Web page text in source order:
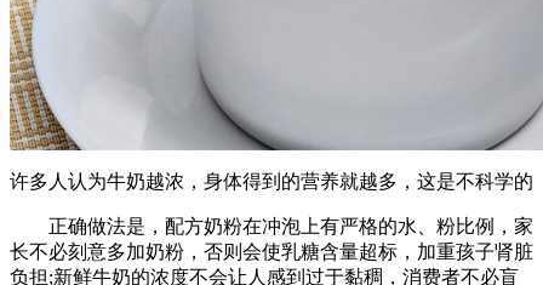
许多人认为牛奶越浓，身体得到的营养就越多，这是不科学的
正确做法是，配方奶粉在冲泡上有严格的水、粉比例，家
长不必刻意多加奶粉，否则会使乳糖含量超标，加重孩子肾脏
负担;新鲜牛奶的浓度不会让人感到过于黏稠，消费者不必盲